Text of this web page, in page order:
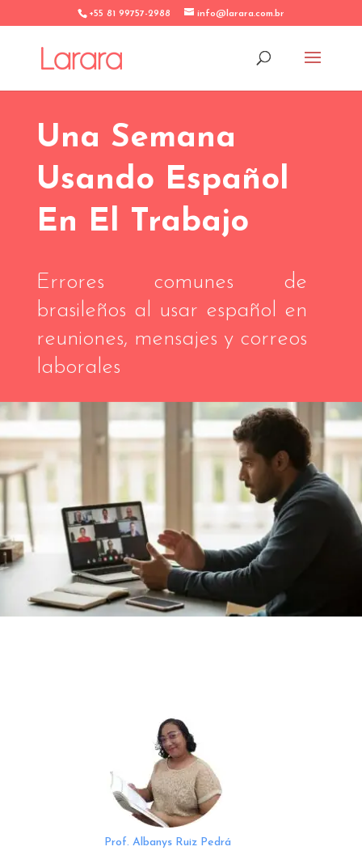
+55 81 99757-2988 info@larara.com.br
Una Semana
Usando Español
En El Trabajo
Errores comunes de
brasileños al usar español en
reuniones, mensajes y correos
laborales
Prof. Albanys Ruiz Pedrá